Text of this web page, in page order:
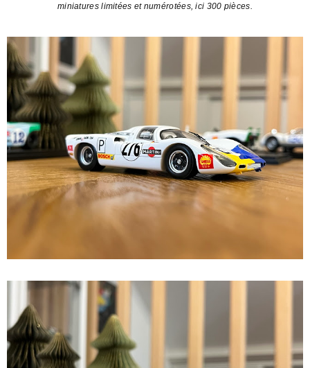
miniatures limitées et numérotées, ici 300 pièces.